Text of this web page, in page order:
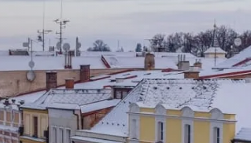
スロヴァキア
アイスランド
デンマーク
ノルウェー
リトアニア
ギリシャ
モンテネグロ
ブルガリア
8
14
15
21
22
28
29
6
7 8 9
10
13
14 15 16
17
20
21 22 23
27
28 29 30